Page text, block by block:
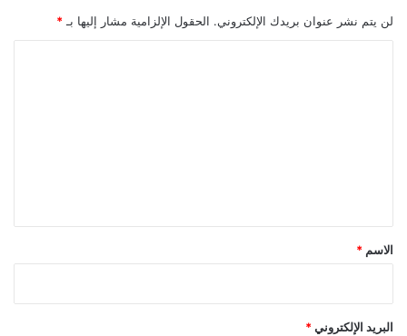
لن يتم نشر عنوان بريدك الإلكتروني. الحقول الإلزامية مشار إليها بـ *
*
الاسم *
البريد الإلكتروني *